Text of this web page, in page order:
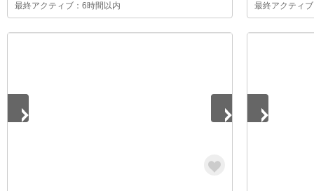
最終アクティブ：6時間以内 最終アクティ